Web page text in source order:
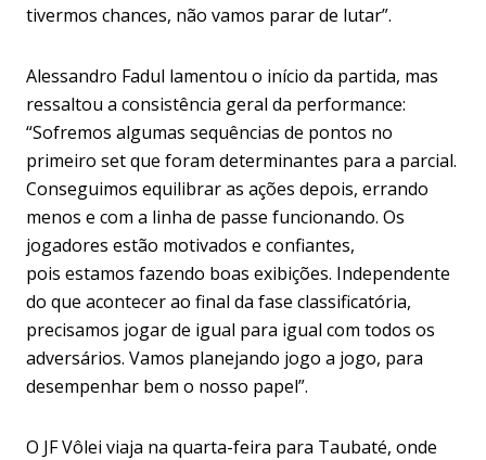
tivermos chances, não vamos parar de lutar”.
Alessandro Fadul lamentou o início da partida, mas
ressaltou a consistência geral da performance:
“Sofremos algumas sequências de pontos no
primeiro set que foram determinantes para a parcial.
Conseguimos equilibrar as ações depois, errando
menos e com a linha de passe funcionando. Os
jogadores estão motivados e confiantes,
pois estamos fazendo boas exibições. Independente
do que acontecer ao final da fase classificatória,
precisamos jogar de igual para igual com todos os
adversários. Vamos planejando jogo a jogo, para
desempenhar bem o nosso papel”.
O JF Vôlei viaja na quarta-feira para Taubaté, onde